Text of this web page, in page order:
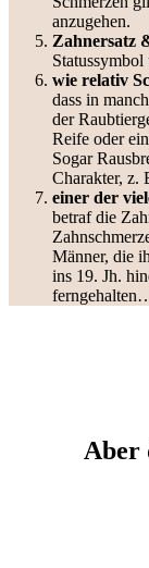
anzugehen.
Zahnersatz
wie relativ
dass in
der
Reife oder
Sogar
Charakter, z.
einer der
betraf die
Männer, die
ins 19. Jh.
Aber